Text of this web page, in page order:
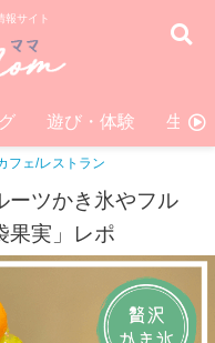
報サイト
遊び・体験 生活
フェ/レストラン
ーツかき氷やフル
果実」レポ